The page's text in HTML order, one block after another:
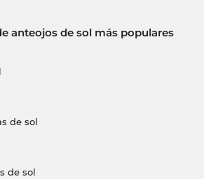
anteojos de sol más populares
de sol
de sol